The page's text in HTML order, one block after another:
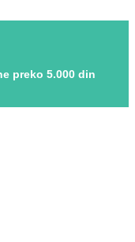
preko 5.000 din